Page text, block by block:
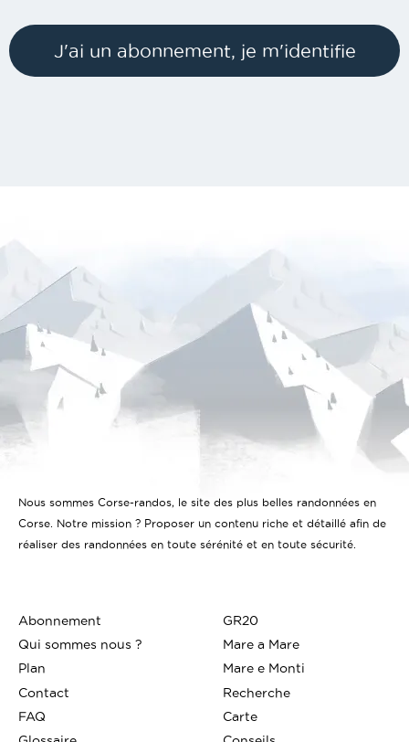
J'ai un abonnement, je m'identifie
Nous sommes Corse-randos, le site des plus belles randonnées en
Corse. Notre mission ? Proposer un contenu riche et détaillé afin de
réaliser des randonnées en toute sérénité et en toute sécurité.
Abonnement
Qui sommes nous ?
Plan
Contact
FAQ
GR20
Mare a Mare
Mare e Monti
Recherche
Carte